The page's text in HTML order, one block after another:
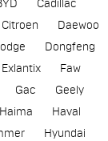
Cadillac
Citroen
Daewoo
Dongfeng
Exlantix
Faw
Gac
Geely
Haima
Haval
Hyundai